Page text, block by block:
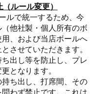
ルール変更）
ルで統一するため、今
他社製・個人所有のボ
、および当店ボールへ
させていただきます。
出し等を防止し、プレ
となります。
ち出し、打席間、その